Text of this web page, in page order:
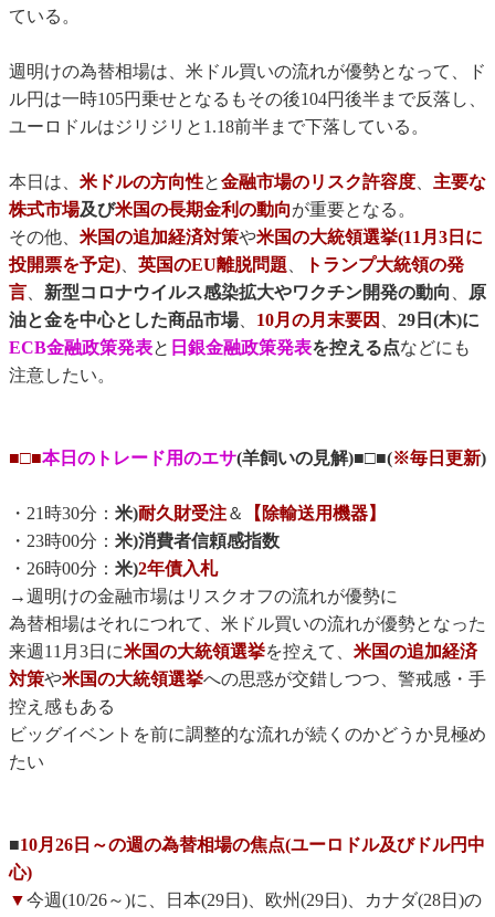
ている。
週明けの為替相場は、米ドル買いの流れが優勢となって、ド
ル円は一時105円乗せとなるもその後104円後半まで反落し、
ユーロドルはジリジリと1.18前半まで下落している。
本日は、 米ドルの方向性と金融市場のリスク許容度、 主要な
株式市場及び米国の長期金利の動向が重要となる。
その他、 米国の追加経済対策や米国の大統領選挙(11月3日に
投開票を予定)、 英国のEU離脱問題、
トランプ大統領の発
言、 新型コロナウイルス感染拡大やワクチン開発の動向 、 原
油と金を中心とした商品市場、 10月の月末要因 、 29日(木)に
ECB金融政策発表と 日銀金融政策発表を控える点などにも
注意したい。
■□■本日のトレード用のエサ(羊飼いの見解)■□■(※毎日更新)
・21時30分： 米)耐久財受注＆
【除輸送用機器】
・23時00分： 米)消費者信頼感指数
・26時00分： 米)2年債入札
→週明けの金融市場はリスクオフの流れが優勢に
為替相場はそれにつれて、米ドル買いの流れが優勢となった
来週11月3日に米国の大統領選挙を控えて、 米国の追加経済
対策や米国の大統領選挙への思惑が交錯しつつ、警戒感・手
控え感もある
ビッグイベントを前に調整的な流れが続くのかどうか見極め
たい
■10月26日～の週の為替相場の焦点(ユーロドル及びドル円中
心)
▼今週(10/26～)に、日本(29日)、欧州(29日)、カナダ(28日)の